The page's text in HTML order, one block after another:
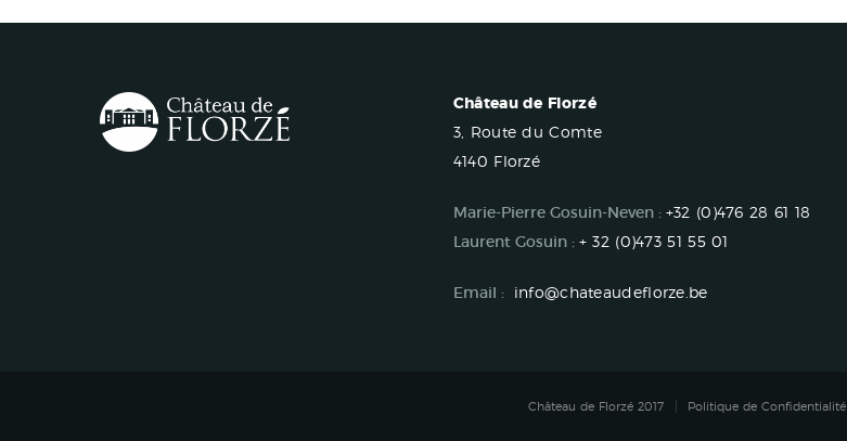
Château de Florzé
3, Route du Comte
4140 Florzé
Marie-Pierre Gosuin-Neven : +32 (0)476 28 61 18
Laurent Gosuin : + 32 (0)473 51 55 01
Email : info@chateaudeflorze.be
Château de Florzé 2017 Politique de Confidentialité